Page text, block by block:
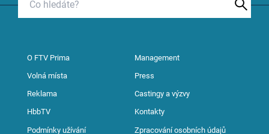
O FTV Prima Management
Volná místa Press
Reklama Castingy a výzvy
HbbTV Kontakty
Podmínky užívání Zpracování osobních údajů